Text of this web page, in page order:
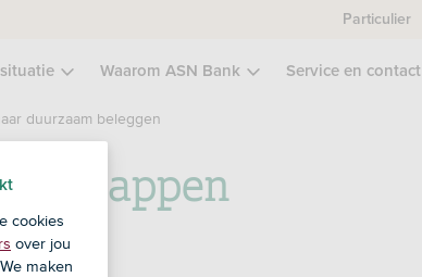
Particulier
Waarom ASN Bank Service en contact
duurzaam beleggen
te stappen
cookies
over jou
maken